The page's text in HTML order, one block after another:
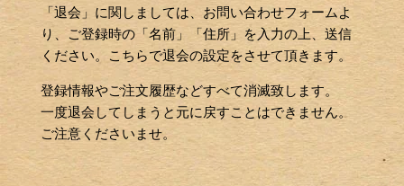
「退会」に関しましては、お問い合わせフォームよ
り、ご登録時の「名前」「住所」を入力の上、送信
ください。こちらで退会の設定をさせて頂きます。
登録情報やご注文履歴などすべて消滅致します。
一度退会してしまうと元に戻すことはできません。
ご注意くださいませ。